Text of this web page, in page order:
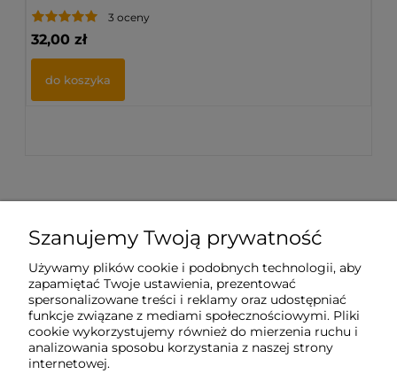
3 oceny
32,00 zł
do koszyka
Sklep internetowy Tukado.pl
pn-pt: 08:00-16:00
791 063 018
biuro@tukado.pl
Szanujemy Twoją prywatność
Używamy plików cookie i podobnych technologii, aby
zapamiętać Twoje ustawienia, prezentować
spersonalizowane treści i reklamy oraz udostępniać
funkcje związane z mediami społecznościowymi. Pliki
cookie wykorzystujemy również do mierzenia ruchu i
analizowania sposobu korzystania z naszej strony
internetowej.